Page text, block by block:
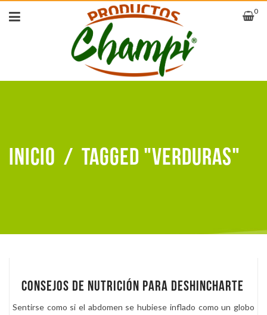
0
Inicio / Tagged "verduras"
Consejos de nutrición para deshincharte
Sentirse como si el abdomen se hubiese inflado como un globo